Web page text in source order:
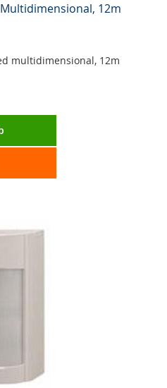
Multidimensional, 12m
multidimensional, 12m